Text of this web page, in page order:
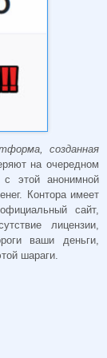
созданная
на очередном
с этой анонимной
Контора имеет
сайт,
лицензии,
ваши деньги,
шараги.